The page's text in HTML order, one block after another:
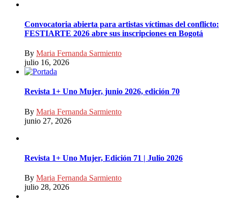
Convocatoria abierta para artistas víctimas del conflicto:
FESTIARTE 2026 abre sus inscripciones en Bogotá
By Maria Fernanda Sarmiento
julio 16, 2026
Revista 1+ Uno Mujer, junio 2026, edición 70
By Maria Fernanda Sarmiento
junio 27, 2026
Revista 1+ Uno Mujer, Edición 71 | Julio 2026
By Maria Fernanda Sarmiento
julio 28, 2026